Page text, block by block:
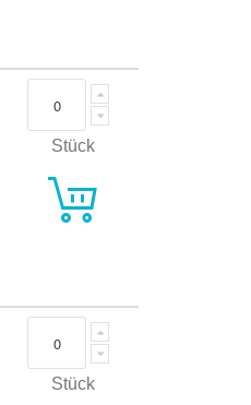
Stück
Stück